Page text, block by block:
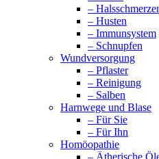
–
– Husten
– Immunsystem
– Schnupfen
Wundversorgung
– Pflaster
– Reinigung
– Salben
Harnwege und Blase
– Für Sie
– Für Ihn
Homöopathie
– Ätherische